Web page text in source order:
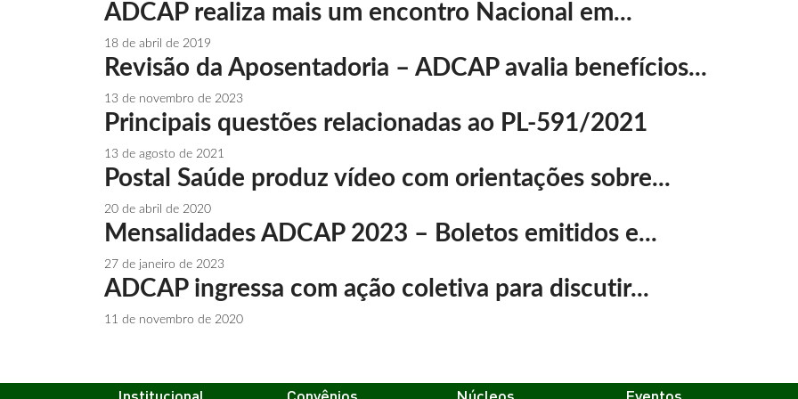
ADCAP realiza mais um encontro Nacional em...
18 de abril de 2019
Revisão da Aposentadoria – ADCAP avalia benefícios...
13 de novembro de 2023
Principais questões relacionadas ao PL-591/2021
13 de agosto de 2021
Postal Saúde produz vídeo com orientações sobre...
20 de abril de 2020
Mensalidades ADCAP 2023 – Boletos emitidos e...
27 de janeiro de 2023
ADCAP ingressa com ação coletiva para discutir...
11 de novembro de 2020
Institucional Convênios Núcleos Eventos